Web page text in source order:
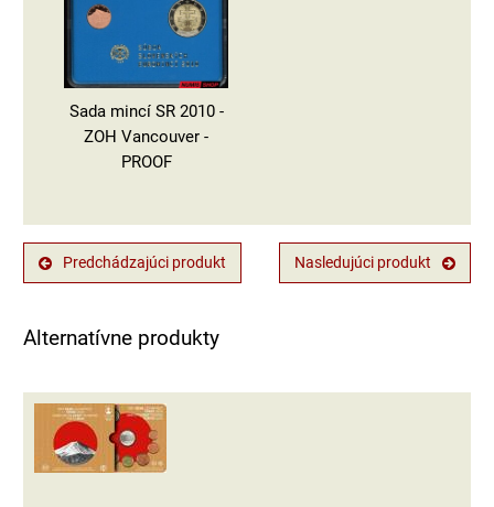
Sada mincí SR 2010 -
ZOH Vancouver -
PROOF
Predchádzajúci produkt Nasledujúci produkt
Alternatívne produkty